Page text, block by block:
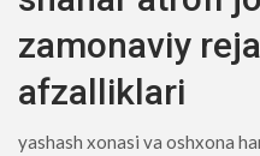
zamonaviy
afzalliklari
yashash xonasi va oshxona